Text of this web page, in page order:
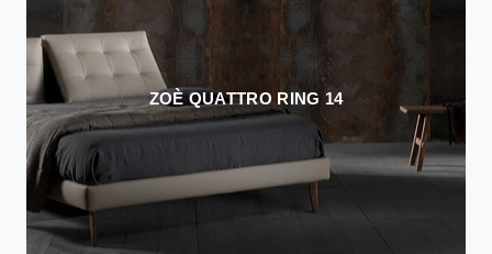
ZOÈ QUATTRO RING 14